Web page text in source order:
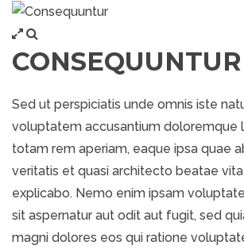
CONSEQUUNTUR
Sed ut perspiciatis unde omnis iste
voluptatem accusantium doloremque
totam rem aperiam, eaque ipsa quae
veritatis et quasi architecto beatae
explicabo. Nemo enim ipsam
sit aspernatur aut odit aut fugit, sed
magni dolores eos qui ratione